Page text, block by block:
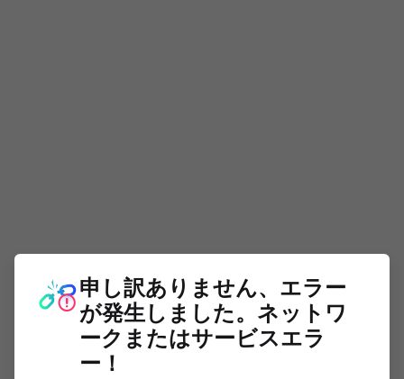
申し訳ありません、エラー
が発生しました。ネットワ
ークまたはサービスエラ
ー！